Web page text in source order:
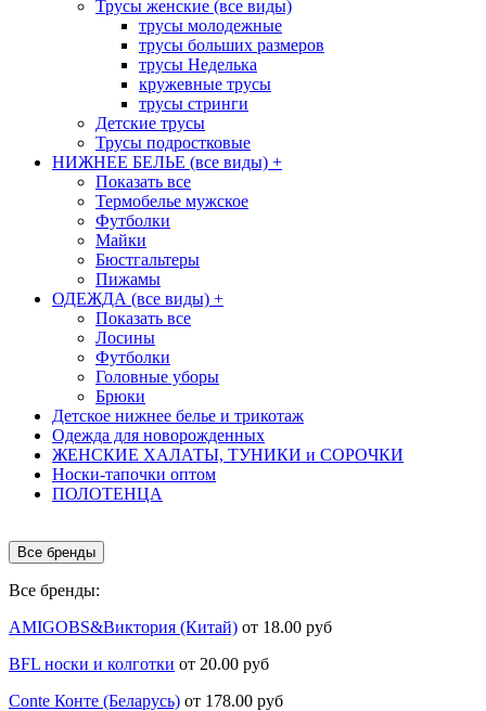
Трусы женские (все виды)
трусы молодежные
трусы больших размеров
трусы Неделька
кружевные трусы
трусы стринги
Детские трусы
Трусы подростковые
НИЖНЕЕ БЕЛЬЕ (все виды) +
Показать все
Термобелье мужское
Футболки
Майки
Бюстгальтеры
Пижамы
ОДЕЖДА (все виды) +
Показать все
Лосины
Футболки
Головные уборы
Брюки
Детское нижнее белье и трикотаж
Одежда для новорожденных
ЖЕНСКИЕ ХАЛАТЫ, ТУНИКИ и СОРОЧКИ
Носки-тапочки оптом
ПОЛОТЕНЦА
Все бренды
Все бренды:
AMIGOBS&Виктория (Китай) от 18.00 руб
BFL носки и колготки от 20.00 руб
Conte Конте (Беларусь) от 178.00 руб